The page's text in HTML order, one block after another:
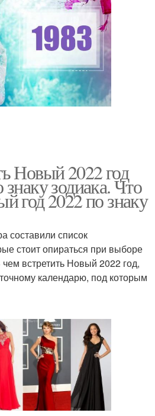
Новый 2022 год
зодиака. Что
год 2022 по знаку
составили список
стоит опираться при выборе
встретить Новый 2022 год,
календарю, под которым